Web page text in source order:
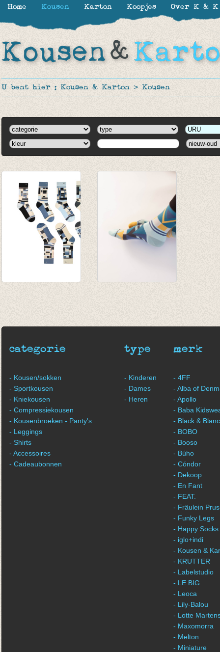
U bent hier : Kousen & Karton > Kousen
categorie
- Kousen/sokken
- Sportkousen
- Kniekousen
- Compressiekousen
- Kousenbroeken - Panty's
- Leggings
- Shirts
- Accessoires
- Cadeaubonnen
type
- Kinderen
- Dames
- Heren
merk
- 4FF
- Alba of
- Apollo
- Baba
- Black &
- BOBO
- Booso
- Búho
- Cóndor
- Dekoop
- En Fant
- FEAT.
- Fräulein
- Funky Legs
- Happy Socks
- iglo+indi
- Kousen &
- KRUTTER
- Labelstudio
- LE BIG
- Leoca
- Lily-Balou
- Lotte
- Maxomorra
- Melton
- Miniature
Home Kousen Karton Koopjes Over K & K